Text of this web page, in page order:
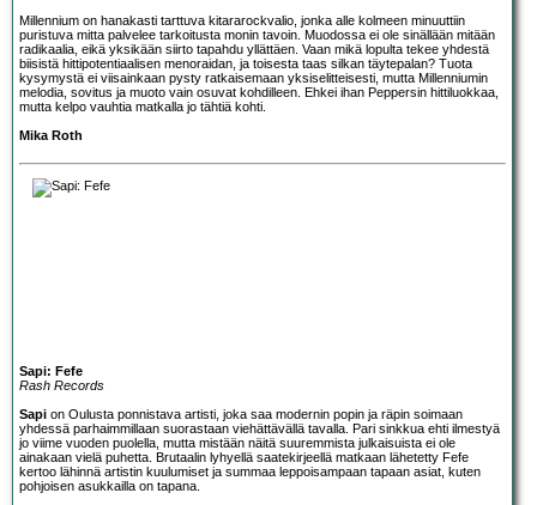
Millennium on hanakasti tarttuva kitararockvalio, jonka alle kolmeen minuuttiin
puristuva mitta palvelee tarkoitusta monin tavoin. Muodossa ei ole sinällään mitään
radikaalia, eikä yksikään siirto tapahdu yllättäen. Vaan mikä lopulta tekee yhdestä
biisistä hittipotentiaalisen menoraidan, ja toisesta taas silkan täytepalan? Tuota
kysymystä ei viisainkaan pysty ratkaisemaan yksiselitteisesti, mutta Millenniumin
melodia, sovitus ja muoto vain osuvat kohdilleen. Ehkei ihan Peppersin hittiluokkaa,
mutta kelpo vauhtia matkalla jo tähtiä kohti.
Mika Roth
Sapi: Fefe
Rash Records
Sapi on Oulusta ponnistava artisti, joka saa modernin popin ja räpin soimaan
yhdessä parhaimmillaan suorastaan viehättävällä tavalla. Pari sinkkua ehti ilmestyä
jo viime vuoden puolella, mutta mistään näitä suuremmista julkaisuista ei ole
ainakaan vielä puhetta. Brutaalin lyhyellä saatekirjeellä matkaan lähetetty Fefe
kertoo lähinnä artistin kuulumiset ja summaa leppoisampaan tapaan asiat, kuten
pohjoisen asukkailla on tapana.